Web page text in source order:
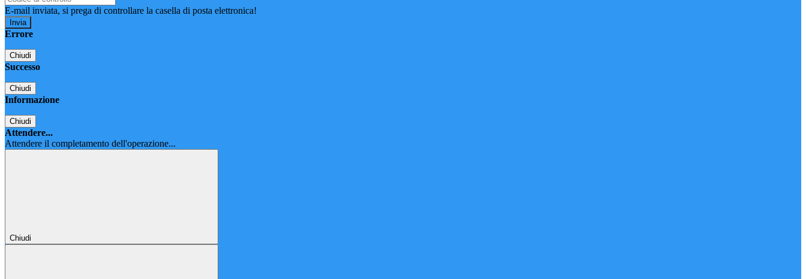
E-mail inviata, si prega di controllare la casella di posta elettronica!
Errore
Chiudi
Successo
Chiudi
Informazione
Chiudi
Attendere...
Attendere il completamento dell'operazione...
Chiudi